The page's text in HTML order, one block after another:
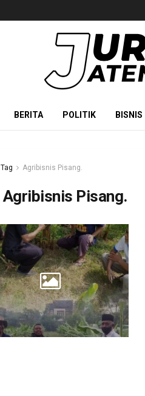
BERITA POLITIK BISNIS
Tag Agribisnis Pisang.
Agribisnis Pisang.